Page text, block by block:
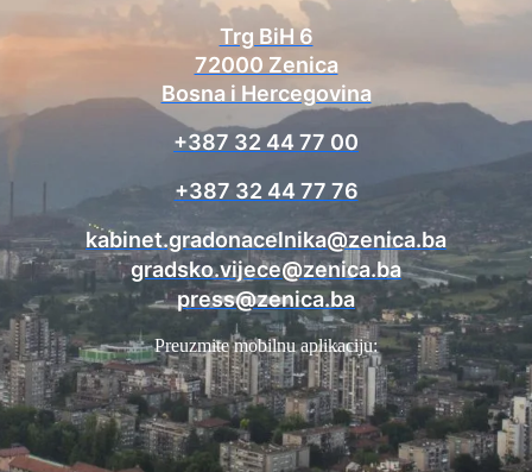
Trg BiH 6
72000 Zenica
Bosna i Hercegovina
+387 32 44 77 00
+387 32 44 77 76
kabinet.gradonacelnika@zenica.ba
gradsko.vijece@zenica.ba
press@zenica.ba
Preuzmite mobilnu aplikaciju: